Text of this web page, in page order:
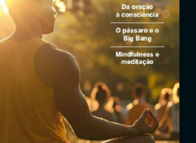
Jornais
Notícias
Entrar